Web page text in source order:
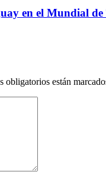
en el Mundial
obligatorios están